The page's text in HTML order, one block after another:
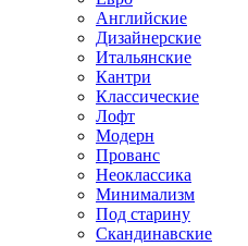
Английские
Дизайнерские
Итальянские
Кантри
Классические
Лофт
Модерн
Прованс
Неоклассика
Минимализм
Под старину
Скандинавские